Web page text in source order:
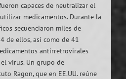
capaces de neutralizar el
medicamentos. Durante la
secuenciaron miles de
de ellos, así como de 41
antirretrovirales
virus. Un grupo de
Ragon, que en EE.UU. reúne